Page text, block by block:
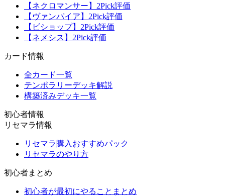
【ネクロマンサー】2Pick評価
【ヴァンパイア】2Pick評価
【ビショップ】2Pick評価
【ネメシス】2Pick評価
カード情報
全カード一覧
テンポラリーデッキ解説
構築済みデッキ一覧
初心者情報
リセマラ情報
リセマラ購入おすすめパック
リセマラのやり方
初心者まとめ
初心者が最初にやることまとめ